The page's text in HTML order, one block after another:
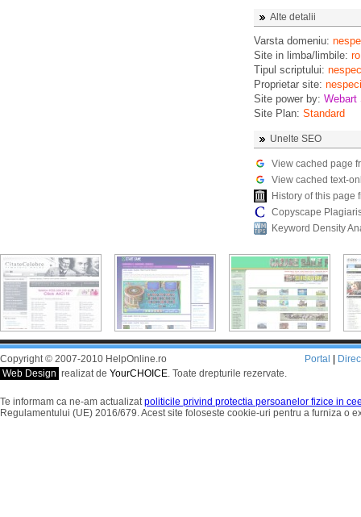
Alte detalii
Varsta domeniu:
Site in limba/limbile: ro
Tipul scriptului:
Proprietar site:
Site power by: Webart
Site Plan: Standard
Unelte SEO
View cached page
View cached text-
History of this page
Copyscape
Keyword Density
Copyright © 2007-2010 HelpOnline.ro
Web Design realizat de YourCHOICE. Toate drepturile rezervate.
Portal
Te informam ca ne-am actualizatpoliticile privind protectia persoanelor fizice in
Regulamentului (UE) 2016/679. Acest site foloseste cookie-uri pentru a furniza o